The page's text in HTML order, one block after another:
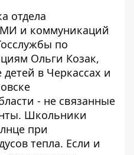
отдела
и коммуникаций
по
Ольги Козак,
в Черкассах и
- не связанные
Школьники
при
тепла. Если и